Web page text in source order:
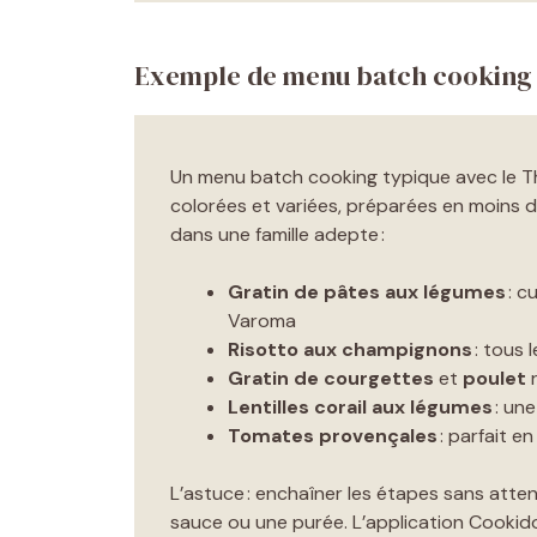
Exemple de menu batch
Un menu batch cooking typique avec le
colorées et variées, préparées en moins
dans une famille adepte :
Gratin de pâtes aux légumes:
Varoma
Risotto aux champignons: tous
Gratin de courgettes et poulet
Lentilles corail aux légumes:
Tomates provençales: parfait
L’astuce : enchaîner les étapes sans
sauce ou une purée. L’application